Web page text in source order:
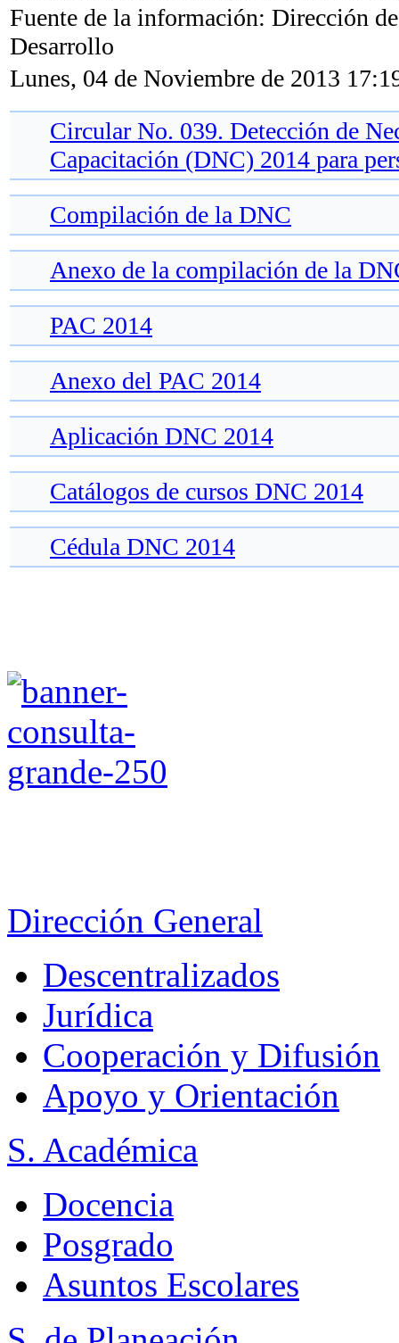
Fuente de la información: Dirección
Desarrollo
Lunes, 04 de Noviembre de 2013
Circular No. 039. Detección de
Capacitación (DNC) 2014 para
Compilación de la DNC
Anexo de la compilación de la
PAC 2014
Anexo del PAC 2014
Aplicación DNC 2014
Catálogos de cursos DNC 2014
Cédula DNC 2014
Dirección General
Descentralizados
Jurídica
Cooperación y Difusión
Apoyo y Orientación
S. Académica
Docencia
Posgrado
Asuntos Escolares